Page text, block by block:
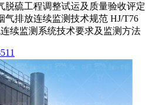
脱硫工程调整试运及质量验收评定
气排放连续监测技术规范 HJ/T76
续监测系统技术要求及监测方法